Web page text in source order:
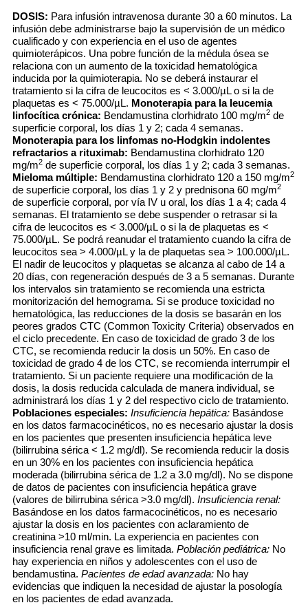
DOSIS: Para infusión intravenosa durante 30 a 60 minutos. La
infusión debe administrarse bajo la supervisión de un médico
cualificado y con experiencia en el uso de agentes
quimioterápicos. Una pobre función de la médula ósea se
relaciona con un aumento de la toxicidad hematológica
inducida por la quimioterapia. No se deberá instaurar el
tratamiento si la cifra de leucocitos es < 3.000/µL o si la de
plaquetas es < 75.000/µL. Monoterapia para la leucemia
linfocítica crónica: Bendamustina clorhidrato 100 mg/m2 de
superficie corporal, los días 1 y 2; cada 4 semanas.
Monoterapia para los linfomas no-Hodgkin indolentes
refractarios a rituximab: Bendamustina clorhidrato 120
mg/m2 de superficie corporal, los días 1 y 2; cada 3 semanas.
Mieloma múltiple: Bendamustina clorhidrato 120 a 150 mg/m2
de superficie corporal, los días 1 y 2 y prednisona 60 mg/m2
de superficie corporal, por vía IV u oral, los días 1 a 4; cada 4
semanas. El tratamiento se debe suspender o retrasar si la
cifra de leucocitos es < 3.000/µL o si la de plaquetas es <
75.000/µL. Se podrá reanudar el tratamiento cuando la cifra de
leucocitos sea > 4.000/µL y la de plaquetas sea > 100.000/µL.
El nadir de leucocitos y plaquetas se alcanza al cabo de 14 a
20 días, con regeneración después de 3 a 5 semanas. Durante
los intervalos sin tratamiento se recomienda una estricta
monitorización del hemograma. Si se produce toxicidad no
hematológica, las reducciones de la dosis se basarán en los
peores grados CTC (Common Toxicity Criteria) observados en
el ciclo precedente. En caso de toxicidad de grado 3 de los
CTC, se recomienda reducir la dosis un 50%. En caso de
toxicidad de grado 4 de los CTC, se recomienda interrumpir el
tratamiento. Si un paciente requiere una modificación de la
dosis, la dosis reducida calculada de manera individual, se
administrará los días 1 y 2 del respectivo ciclo de tratamiento.
Poblaciones especiales: Insuficiencia hepática: Basándose
en los datos farmacocinéticos, no es necesario ajustar la dosis
en los pacientes que presenten insuficiencia hepática leve
(bilirrubina sérica < 1.2 mg/dl). Se recomienda reducir la dosis
en un 30% en los pacientes con insuficiencia hepática
moderada (bilirrubina sérica de 1.2 a 3.0 mg/dl). No se dispone
de datos de pacientes con insuficiencia hepática grave
(valores de bilirrubina sérica >3.0 mg/dl). Insuficiencia renal:
Basándose en los datos farmacocinéticos, no es necesario
ajustar la dosis en los pacientes con aclaramiento de
creatinina >10 ml/min. La experiencia en pacientes con
insuficiencia renal grave es limitada. Población pediátrica: No
hay experiencia en niños y adolescentes con el uso de
bendamustina. Pacientes de edad avanzada: No hay
evidencias que indiquen la necesidad de ajustar la posología
en los pacientes de edad avanzada.